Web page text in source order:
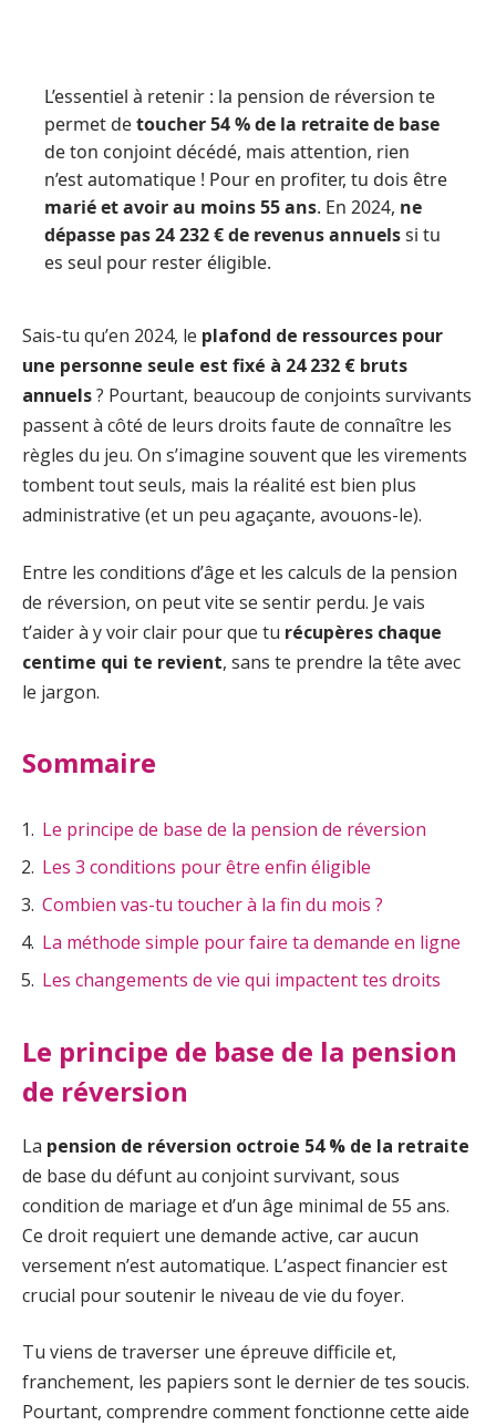
L’essentiel à retenir : la pension de réversion te
permet detoucher 54 % de la retraite de base
de ton conjoint décédé, mais attention, rien
n’est automatique ! Pour en profiter, tu dois être
marié et avoir au moins 55 ans. En 2024, ne
dépasse pas 24 232 € de revenus annuelssi tu
es seul pour rester éligible.
Sais-tu qu’en 2024, le plafond de ressources pour
une personne seule est fixé à 24 232 € bruts
annuels? Pourtant, beaucoup de conjoints survivants
passent à côté de leurs droits faute de connaître les
règles du jeu. On s’imagine souvent que les virements
tombent tout seuls, mais la réalité est bien plus
administrative (et un peu agaçante, avouons-le).
Entre les conditions d’âge et les calculs de la pension
de réversion, on peut vite se sentir perdu. Je vais
t’aider à y voir clair pour que tu récupères chaque
centime qui te revient, sans te prendre la tête avec
le jargon.
Sommaire
Le principe de base de la pension de réversion
Les 3 conditions pour être enfin éligible
Combien vas-tu toucher à la fin du mois ?
La méthode simple pour faire ta demande en ligne
Les changements de vie qui impactent tes droits
Le principe de base de la pension
de réversion
La pension de réversion octroie 54 % de la retraite
de base du défunt au conjoint survivant, sous
condition de mariage et d’un âge minimal de 55 ans.
Ce droit requiert une demande active, car aucun
versement n’est automatique. L’aspect financier est
crucial pour soutenir le niveau de vie du foyer.
Tu viens de traverser une épreuve difficile et,
franchement, les papiers sont le dernier de tes soucis.
Pourtant, comprendre comment fonctionne cette aide